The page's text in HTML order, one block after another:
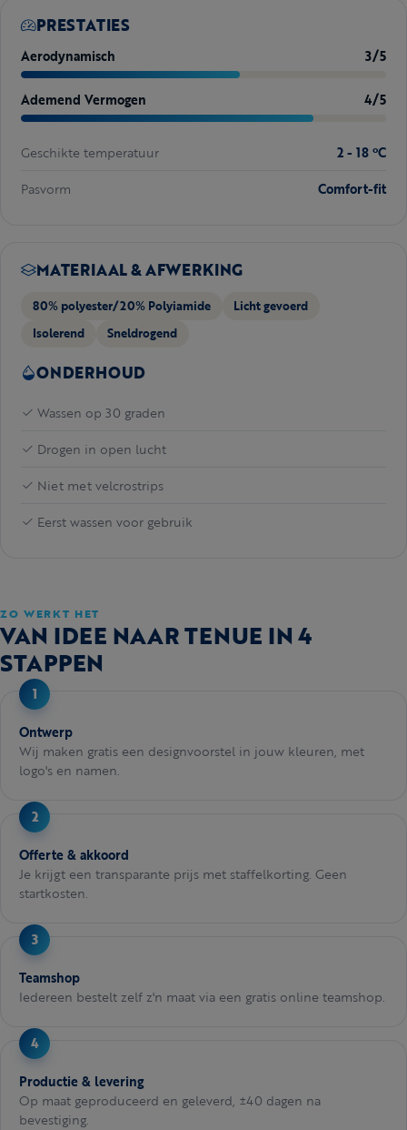
PRESTATIES
Aerodynamisch 3/5
Ademend Vermogen 4/5
Geschikte temperatuur
2 - 18 ºC
Pasvorm
Comfort-fit
MATERIAAL & AFWERKING
80% polyester/20% Polyiamide
Licht gevoerd
Isolerend
Sneldrogend
ONDERHOUD
Wassen op 30 graden
Drogen in open lucht
Niet met velcrostrips
Eerst wassen voor gebruik
ZO WERKT HET
VAN IDEE NAAR TENUE IN 4
STAPPEN
Ontwerp
Wij maken gratis een designvoorstel in jouw kleuren, met
logo's en namen.
Offerte & akkoord
Je krijgt een transparante prijs met staffelkorting. Geen
startkosten.
Teamshop
Iedereen bestelt zelf z'n maat via een gratis online teamshop.
Productie & levering
Op maat geproduceerd en geleverd, ±40 dagen na
bevestiging.